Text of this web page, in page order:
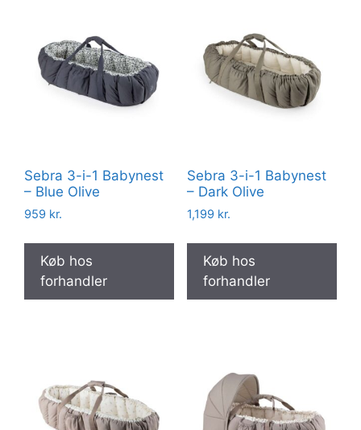
Sebra 3-i-1 Babynest
– Blue Olive
959 kr.
Køb hos
forhandler
Sebra 3-i-1 Babynest
– Dark Olive
1,199 kr.
Køb hos
forhandler